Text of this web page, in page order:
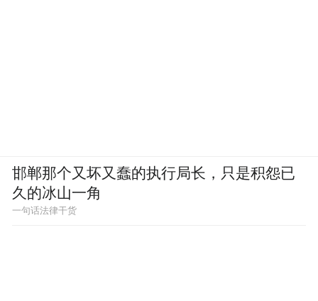
邯郸那个又坏又蠢的执行局长，只是积怨已
久的冰山一角
一句话法律干货